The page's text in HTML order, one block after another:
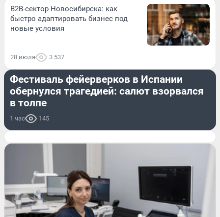
B2B-сектор Новосибирска: как
быстро адаптировать бизнес под
новые условия
28 июля 3 537
ПРОИСШЕСТВИЯ
Фестиваль фейерверков в Испании
обернулся трагедией: салют взорвался
в толпе
1 час 145